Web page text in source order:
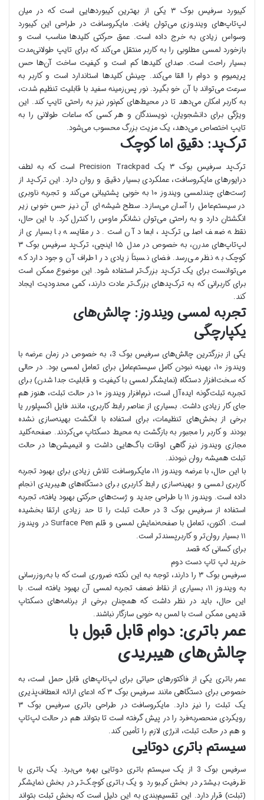
کیبورد سرفیس بوک ۳ یکی از بهترین کیبوردهایی است که در میان
لپ‌تاپ‌های ویندوزی می‌توان یافت. مایکروسافت در طراحی این کیبورد
وسواس زیادی به خرج داده است. عمق حرکتی کلیدها مناسب است و
بازخورد لمسی مطلوبی را به کاربر منتقل می‌کند که برای تایپ طولانی‌مدت
بسیار راحت است. صدای کلیدها کم است و کیفیت ساخت آن‌ها حس
پریمیوم و دوام را القا می‌کند. چینش کلیدها استاندارد است و کاربر به
سرعت می‌تواند با آن خو بگیرد. نور پس‌زمینه سفید با قابلیت تنظیم شدت،
به کاربر امکان می‌دهد تا در محیط‌های کم‌نور نیز به راحتی تایپ کند. این
ویژگی برای دانشجویان، نویسندگان و هر کسی که ساعات طولانی را به
تایپ اختصاص می‌دهد، یک مزیت بزرگ محسوب می‌شود.
ترک‌پد: دقیق اما کوچک
ترک‌پد سرفیس بوک ۳ یک Precision Trackpad است که به لطف
درایورهای مایکروسافت، عملکردی بسیار دقیق و روان دارد. این ترک‌پد از
ژست‌های چندلمسی ویندوز ۱۰ به خوبی پشتیبانی می‌کند و تجربه ناوبری
در سیستم‌عامل را آسان می‌سازد. سطح شیشه‌ای آن نیز حس خوبی زیر
انگشتان دارد و به راحتی می‌توان نشانگر ماوس را کنترل کرد. با این حال،
نقطه ضعف اصلی ترک‌پد، ابعاد آن است. در مقایسه با بسیاری از
لپ‌تاپ‌های مدرن، به خصوص در مدل ۱۵ اینچی، ترک‌پد سرفیس بوک ۳
کوچک به نظر می‌رسد. فضای نسبتاً زیادی در اطراف آن وجود دارد که
می‌توانست برای یک ترک‌پد بزرگ‌تر استفاده شود. این موضوع ممکن است
برای کاربرانی که به ترک‌پدهای بزرگ‌تر عادت دارند، کمی محدودیت ایجاد
کند.
تجربه لمسی ویندوز: چالش‌های
یکپارچگی
یکی از بزرگترین چالش‌های سرفیس بوک 3، به خصوص در زمان عرضه با
ویندوز ۱۰، بهینه نبودن کامل سیستم‌عامل برای تعامل لمسی بود. در حالی
که سخت‌افزار دستگاه (نمایشگر لمسی با کیفیت و قابلیت جدا شدن) برای
تجربه تبلت‌گونه ایده‌آل است، نرم‌افزار ویندوز ۱۰ در حالت تبلت، هنوز هم
جای کار زیادی داشت. بسیاری از عناصر رابط کاربری، مانند فایل اکسپلورر یا
برخی از بخش‌های تنظیمات، برای استفاده با انگشت بهینه‌سازی نشده
بودند و کاربر را مجبور به بازگشت به محیط دسکتاپ می‌کردند. صفحه‌کلید
مجازی ویندوز نیز گاهی اوقات باگ‌هایی داشت و انیمیشن‌ها در حالت
تبلت همیشه روان نبودند.
با این حال، با عرضه ویندوز ۱۱، مایکروسافت تلاش زیادی برای بهبود تجربه
کاربری لمسی و بهینه‌سازی رابط کاربری برای دستگاه‌های هیبریدی انجام
داده است. ویندوز ۱۱ با طراحی جدید و ژست‌های حرکتی بهبود یافته، تجربه
استفاده از سرفیس بوک 3 در حالت تبلت را تا حد زیادی ارتقا بخشیده
است. اکنون، تعامل با صفحه‌نمایش لمسی و قلم Surface Pen در ویندوز
۱۱ بسیار روان‌تر و کاربرپسندتر است.
برای کسانی که قصد
خرید لپ تاپ دست دوم
سرفیس بوک ۳ را دارند، توجه به این نکته ضروری است که با به‌روزرسانی
به ویندوز ۱۱، بسیاری از نقاط ضعف تجربه لمسی آن بهبود یافته است. با
این حال، باید در نظر داشت که همچنان برخی از برنامه‌های دسکتاپ
قدیمی ممکن است با لمس به خوبی سازگار نباشند.
عمر باتری: دوام قابل قبول با
چالش‌های هیبریدی
عمر باتری یکی از فاکتورهای حیاتی برای لپ‌تاپ‌های قابل حمل است، به
خصوص برای دستگاهی مانند سرفیس بوک ۳ که ادعای ارائه انعطاف‌پذیری
یک تبلت را نیز دارد. مایکروسافت در طراحی باتری سرفیس بوک ۳
رویکردی منحصربه‌فرد را در پیش گرفته است تا بتواند هم در حالت لپ‌تاپ
و هم در حالت تبلت، انرژی لازم را تأمین کند.
سیستم باتری دوتایی
سرفیس بوک 3 از یک سیستم باتری دوتایی بهره می‌برد. یک باتری با
ظرفیت بیشتر در بخش کیبورد و یک باتری کوچک‌تر در بخش نمایشگر
(تبلت) قرار دارد. این تقسیم‌بندی به این دلیل است که بخش تبلت بتواند